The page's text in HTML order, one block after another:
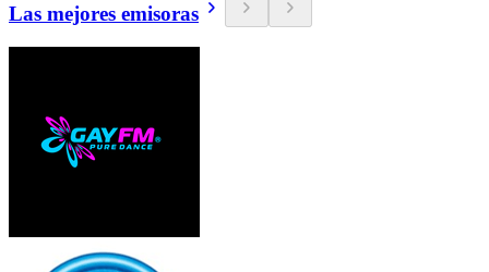
Las mejores emisoras